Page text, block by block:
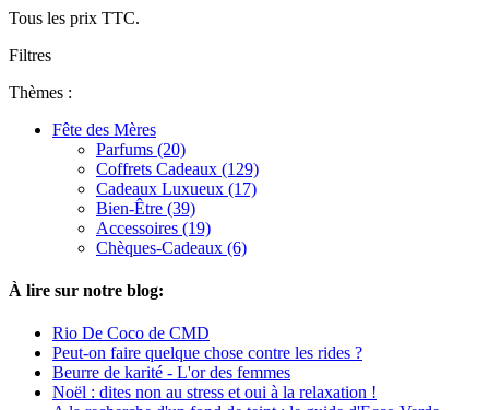
Tous les prix TTC.
Filtres
Thèmes :
Fête des Mères
Parfums (20)
Coffrets Cadeaux (129)
Cadeaux Luxueux (17)
Bien-Être (39)
Accessoires (19)
Chèques-Cadeaux (6)
À lire sur notre blog:
Rio De Coco de CMD
Peut-on faire quelque chose contre les rides ?
Beurre de karité - L'or des femmes
Noël : dites non au stress et oui à la relaxation !